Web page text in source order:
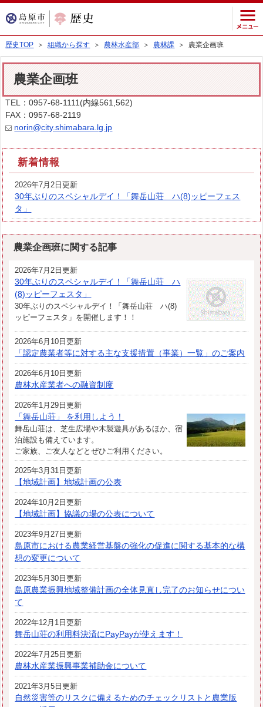
歴史TOP ＞組織から探す ＞ 農林水産部 ＞ 農林課 ＞ 農業企画班
農業企画班
TEL：0957-68-1111(内線561,562)
FAX：0957-68-2119
norin@city.shimabara.lg.jp
新着情報
2026年7月2日更新
30年ぶりのスペシャルデイ！「舞岳山荘 ハ(8)ッピーフェス
タ」
農業企画班に関する記事
2026年7月2日更新
30年ぶりのスペシャルデイ！「舞岳山荘 ハ
(8)ッピーフェスタ」
30年ぶりのスペシャルデイ！「舞岳山荘 ハ(8)
ッピーフェスタ」を開催します！！
2026年6月10日更新
「認定農業者等に対する主な支援措置（事業）一覧」のご案内
2026年6月10日更新
農林水産業者への融資制度
2026年1月29日更新
「舞岳山荘」 を利用しよう！
舞岳山荘は、芝生広場や木製遊具があるほか、宿
泊施設も備えています。
ご家族、ご友人などとぜひご利用ください。
2025年3月31日更新
【地域計画】地域計画の公表
2024年10月2日更新
【地域計画】協議の場の公表について
2023年9月27日更新
島原市における農業経営基盤の強化の促進に関する基本的な構
想の変更について
2023年5月30日更新
島原農業振興地域整備計画の全体見直し完了のお知らせについ
て
2022年12月1日更新
舞岳山荘の利用料決済にPayPayが使えます！
2022年7月25日更新
農林水産業振興事業補助金について
2021年3月5日更新
自然災害等のリスクに備えるためのチェックリストと農業版